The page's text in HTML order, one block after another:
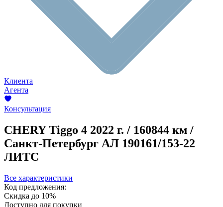
Клиента
Агента
Консультация
CHERY Tiggo 4 2022 г. / 160844 км /
Санкт-Петербург АЛ 190161/153-22
ЛИТС
Все характеристики
Код предложения:
Скидка до 10%
Доступно для покупки